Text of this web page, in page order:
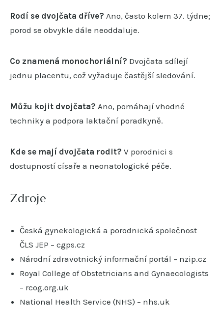
Rodí se dvojčata dříve? Ano, často kolem 37. týdne;
porod se obvykle dále neoddaluje.
Co znamená monochoriální? Dvojčata sdílejí
jednu placentu, což vyžaduje častější sledování.
Můžu kojit dvojčata? Ano, pomáhají vhodné
techniky a podpora laktační poradkyně.
Kde se mají dvojčata rodit? V porodnici s
dostupností císaře a neonatologické péče.
Zdroje
Česká gynekologická a porodnická společnost
ČLS JEP – cgps.cz
Národní zdravotnický informační portál – nzip.cz
Royal College of Obstetricians and Gynaecologists
– rcog.org.uk
National Health Service (NHS) – nhs.uk